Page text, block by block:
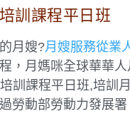
訓課程平日班
月嫂?月嫂服務從業
，月媽咪全球華華人
訓課程平日班,培訓
勞動部勞動力發展